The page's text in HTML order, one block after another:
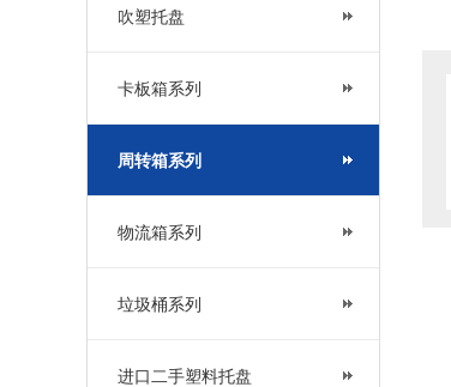
吹塑托盘
卡板箱系列
周转箱系列
物流箱系列
垃圾桶系列
进口二手塑料托盘